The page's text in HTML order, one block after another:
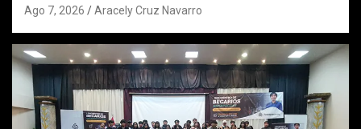
Ago 7, 2026 Aracely Cruz Navarro